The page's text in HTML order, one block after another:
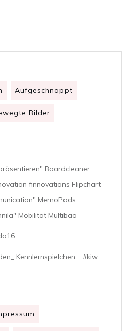
Aufgeschnappt
Bilder
Boardcleaner
finnovations Flipchart
MemoPads
Mobilität Multibao
Kennlernspielchen #kiw